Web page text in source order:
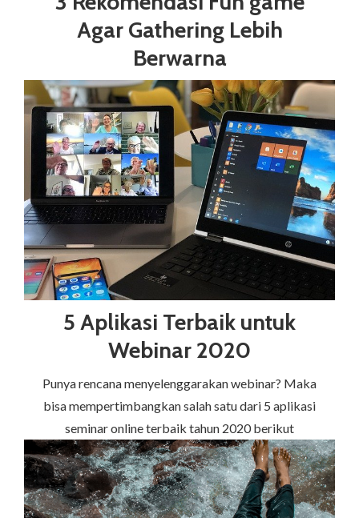
Agar Gathering Lebih
Berwarna
5 Aplikasi Terbaik untuk
Webinar 2020
Punya rencana menyelenggarakan webinar? Maka
bisa mempertimbangkan salah satu dari 5 aplikasi
seminar online terbaik tahun 2020 berikut